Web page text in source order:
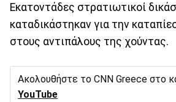
Εκατοντάδες στρατιωτικοί
καταδικάστηκαν για την
στους αντιπάλους της χούντας.
Ακολουθήστε το CNN Greece στο
YouTube